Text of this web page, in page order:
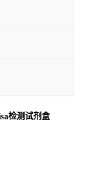
检测试剂盒